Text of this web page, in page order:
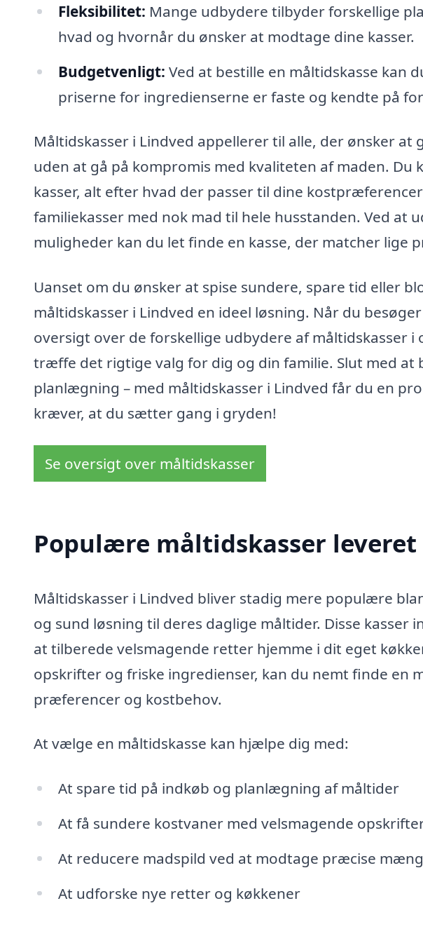
Fleksibilitet: Mange udbydere tilbyder forskellige
hvad og hvornår du ønsker at modtage dine kasser.
Budgetvenligt: Ved at bestille en måltidskasse kan
priserne for ingredienserne er faste og kendte på
Måltidskasser i Lindved appellerer til alle, der ønsker at
uden at gå på kompromis med kvaliteten af maden.
kasser, alt efter hvad der passer til dine
familiekasser med nok mad til hele husstanden. Ved at
muligheder kan du let finde en kasse, der matcher lige
Uanset om du ønsker at spise sundere, spare tid eller
måltidskasser i Lindved en ideel løsning. Når du
oversigt over de forskellige udbydere af måltidskasser
træffe det rigtige valg for dig og din familie. Slut med at
planlægning – med måltidskasser i Lindved får du en
kræver, at du sætter gang i gryden!
Se oversigt over måltidskasser
Populære måltidskasser
Måltidskasser i Lindved bliver stadig mere populære
og sund løsning til deres daglige måltider. Disse
at tilberede velsmagende retter hjemme i dit eget
opskrifter og friske ingredienser, kan du nemt finde en
præferencer og kostbehov.
At vælge en måltidskasse kan hjælpe dig med:
At spare tid på indkøb og planlægning af måltider
At få sundere kostvaner med velsmagende
At reducere madspild ved at modtage præcise
At udforske nye retter og køkkener